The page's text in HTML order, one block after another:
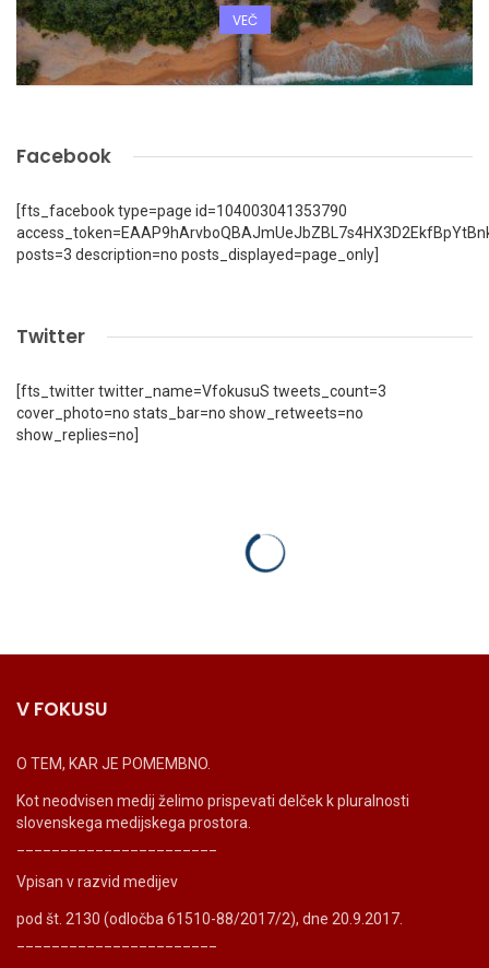
VEČ
Facebook
[fts_facebook type=page id=104003041353790
posts=3 description=no posts_displayed=page_only]
Twitter
[fts_twitter twitter_name=VfokusuS tweets_count=3
cover_photo=no stats_bar=no show_retweets=no
show_replies=no]
V FOKUSU
O TEM, KAR JE POMEMBNO.
Kot neodvisen medij želimo prispevati delček k pluralnosti
slovenskega medijskega prostora.
Vpisan v razvid medijev
pod št. 2130 (odločba 61510-88/2017/2), dne 20.9.2017.